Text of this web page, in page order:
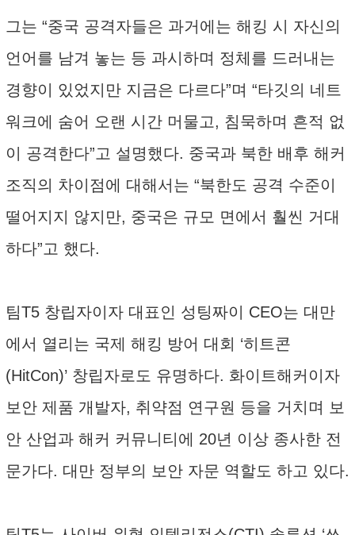
그는 “중국 공격자들은 과거에는 해킹 시 자신의
언어를 남겨 놓는 등 과시하며 정체를 드러내는
경향이 있었지만 지금은 다르다”며 “타깃의 네트
워크에 숨어 오랜 시간 머물고, 침묵하며 흔적 없
이 공격한다”고 설명했다. 중국과 북한 배후 해커
조직의 차이점에 대해서는 “북한도 공격 수준이
떨어지지 않지만, 중국은 규모 면에서 훨씬 거대
하다”고 했다.
팀T5 창립자이자 대표인 성팅짜이 CEO는 대만
에서 열리는 국제 해킹 방어 대회 ‘히트콘
(HitCon)’ 창립자로도 유명하다. 화이트해커이자
보안 제품 개발자, 취약점 연구원 등을 거치며 보
안 산업과 해커 커뮤니티에 20년 이상 종사한 전
문가다. 대만 정부의 보안 자문 역할도 하고 있다.